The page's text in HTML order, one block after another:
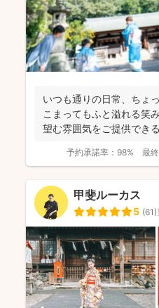
いつも通りの日常、ちょ
こまってもふと溢れる笑
望む雰囲気をご提供でき
予約承諾率： 98% 最
甲斐ルーカス
5 (61)